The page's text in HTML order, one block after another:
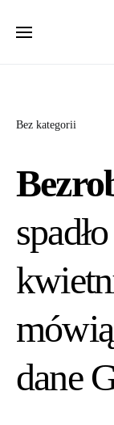
Bez kategorii
dane